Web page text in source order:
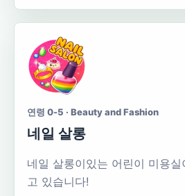
연령 0-5 · Beauty and Fashion
네일 살롱
네일 살롱이있는 어린이 미용
고 있습니다!